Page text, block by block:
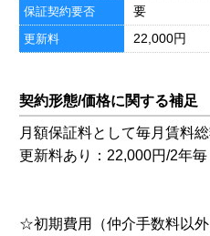
保証契約要否 要
更新料 22,000円
契約形態/価格に関する補足
月額保証料として毎月賃料
更新料あり：22,000円/2年毎
☆初期費用（仲介手数料以